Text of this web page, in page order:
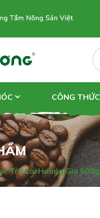
CÔNG THỨC
Trà Lài Hoàng Gia